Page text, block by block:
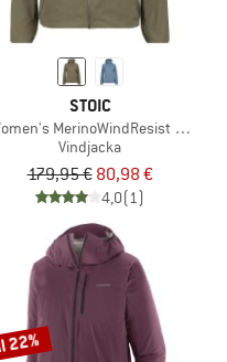
STOIC
MerinoWindResist
Vindjacka
179,95 € 80,98 €
4,0(1)